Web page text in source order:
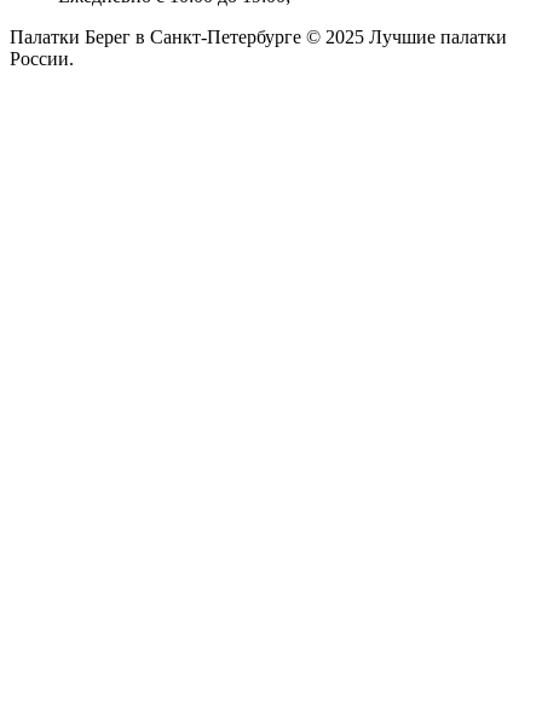
Палатки Берег в Санкт-Петербурге © 2025 Лучшие палатки
России.